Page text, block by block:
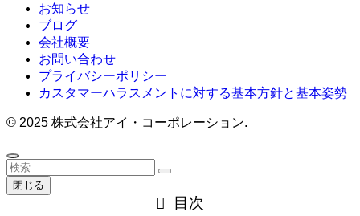
お知らせ
ブログ
会社概要
お問い合わせ
プライバシーポリシー
カスタマーハラスメントに対する基本方針と基本姿勢
© 2025 株式会社アイ・コーポレーション.
閉じる
目次